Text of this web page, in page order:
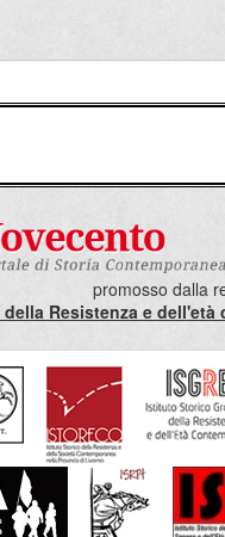
promosso dalla
Resistenza e dell'età